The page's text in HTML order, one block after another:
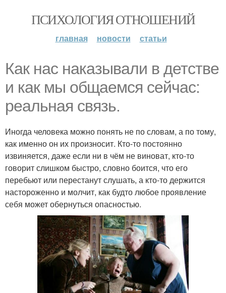
ПСИХОЛОГИЯ ОТНОШЕНИЙ
главная новости статьи
Как нас наказывали в детстве
и как мы общаемся сейчас:
реальная связь.
Иногда человека можно понять не по словам, а по тому,
как именно он их произносит. Кто-то постоянно
извиняется, даже если ни в чём не виноват, кто-то
говорит слишком быстро, словно боится, что его
перебьют или перестанут слушать, а кто-то держится
настороженно и молчит, как будто любое проявление
себя может обернуться опасностью.